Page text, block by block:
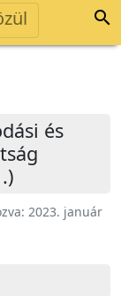

és
2023. január